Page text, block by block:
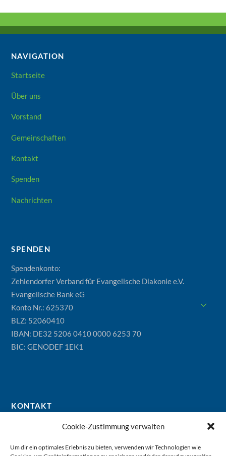
Cookie-Zustimmung verwalten
Um dir ein optimales Erlebnis zu bieten, verwenden wir Technologien wie
NAVIGATION
Startseite
Über uns
Vorstand
Gemeinschaften
Kontakt
Spenden
Nachrichten
SPENDEN
Spendenkonto:
Zehlendorfer Verband für Evangelische Diakonie e.V.
Evangelische Bank eG
Konto Nr.: 625370
BLZ: 52060410
IBAN: DE32 5206 0410 0000 6253 70
BIC: GENODEF 1EK1
KONTAKT
Zehlendorfer Verband für Evangelische Diakonie e.V.
Ev. Diakonieverein Berlin-Zehlendorf e.V.